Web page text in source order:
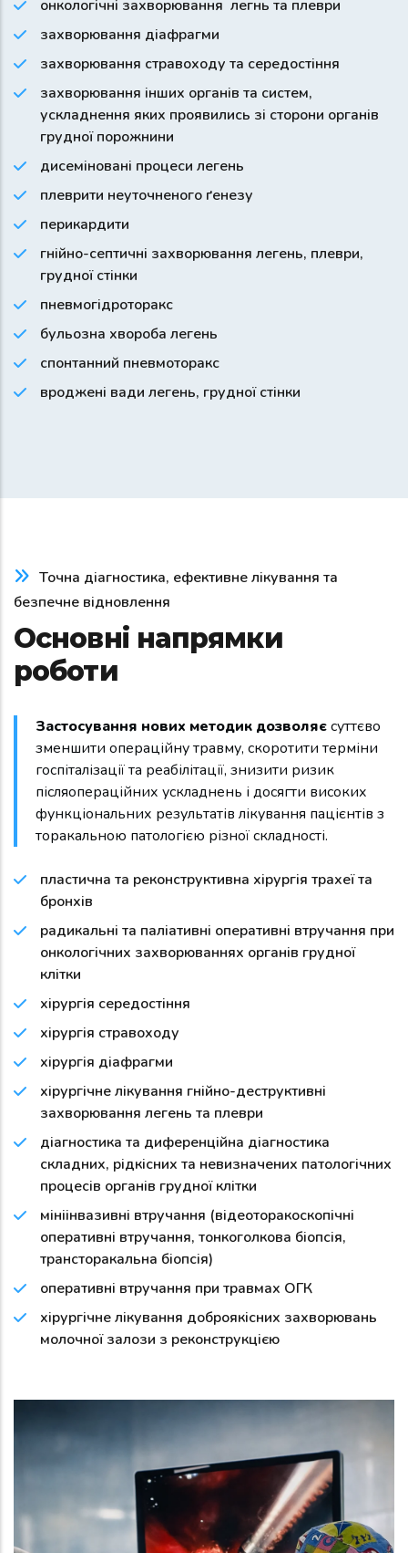
онкологічні захворювання легнь та плеври
захворювання діафрагми
захворювання стравоходу та середостіння
захворювання інших органів та систем,
ускладнення яких проявились зі сторони органів
грудної порожнини
дисеміновані процеси легень
плеврити неуточненого ґенезу
перикардити
гнійно-септичні захворювання легень, плеври,
грудної стінки
пневмогідроторакс
бульозна хвороба легень
спонтанний пневмоторакс
вроджені вади легень, грудної стінки
Точна діагностика, ефективне лікування та
безпечне відновлення
Основні напрямки
роботи
Застосування нових методик дозволяєсуттєво
зменшити операційну травму, скоротити терміни
госпіталізації та реабілітації, знизити ризик
післяопераційних ускладнень і досягти високих
функціональних результатів лікування пацієнтів з
торакальною патологією різної складності.
пластична та реконструктивна хірургія трахеї та
бронхів
радикальні та паліативні оперативні втручання при
онкологічних захворюваннях органів грудної
клітки
хірургія середостіння
хірургія стравоходу
хірургія діафрагми
хірургічне лікування гнійно-деструктивні
захворювання легень та плеври
діагностика та диференційна діагностика
складних, рідкісних та невизначених патологічних
процесів органів грудної клітки
мініінвазивні втручання (відеоторакоскопічні
оперативні втручання, тонкоголкова біопсія,
трансторакальна біопсія)
оперативні втручання при травмах ОГК
хірургічне лікування доброякісних захворювань
молочної залози з реконструкцією